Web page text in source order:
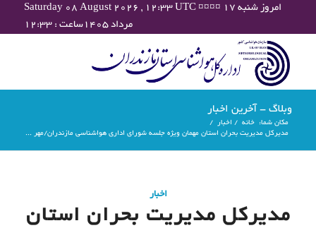
Saturday 08 August 2026 , 12:33 UTC ¤¤¤¤ امروز شنبه ۱۷
مرداد ۱۴۰۵ساعت : ۱۲:۳۳
وبلاگ - آخرین اخبار
مکان شما: خانه / اخبار
/
مدیرکل مدیریت بحران استان مهمان ویژه جلسه شورای اداری هواشناسی مازندران/مهر ...
اخبار
مدیرکل مدیریت بحران استان